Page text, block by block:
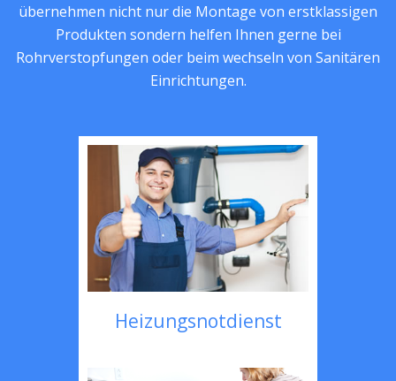
übernehmen nicht nur die Montage von erstklassigen
Produkten sondern helfen Ihnen gerne bei
Rohrverstopfungen oder beim wechseln von Sanitären
Einrichtungen.
Heizungsnotdienst